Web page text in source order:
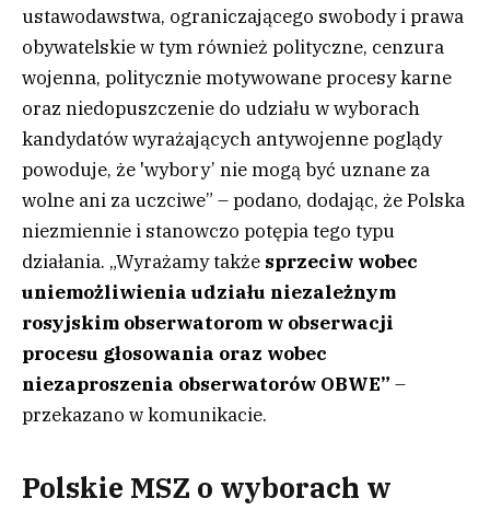
ustawodawstwa, ograniczającego swobody i prawa
obywatelskie w tym również polityczne, cenzura
wojenna, politycznie motywowane procesy karne
oraz niedopuszczenie do udziału w wyborach
kandydatów wyrażających antywojenne poglądy
powoduje, że 'wybory’ nie mogą być uznane za
wolne ani za uczciwe” – podano, dodając, że Polska
niezmiennie i stanowczo potępia tego typu
działania. „Wyrażamy także sprzeciw wobec
uniemożliwienia udziału niezależnym
rosyjskim obserwatorom w obserwacji
procesu głosowania oraz wobec
niezaproszenia obserwatorów OBWE” –
przekazano w komunikacie.
Polskie MSZ o wyborach w